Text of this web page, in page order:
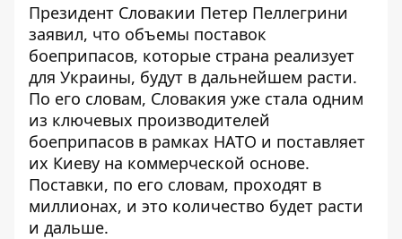
Президент Словакии Петер Пеллегрини
заявил, что объемы поставок
боеприпасов, которые страна реализует
для Украины, будут в дальнейшем расти.
По его словам, Словакия уже стала одним
из ключевых производителей
боеприпасов в рамках НАТО и поставляет
их Киеву на коммерческой основе.
Поставки, по его словам, проходят в
миллионах, и это количество будет расти
и дальше.